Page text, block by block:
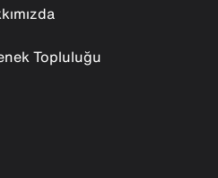
Topluluğu